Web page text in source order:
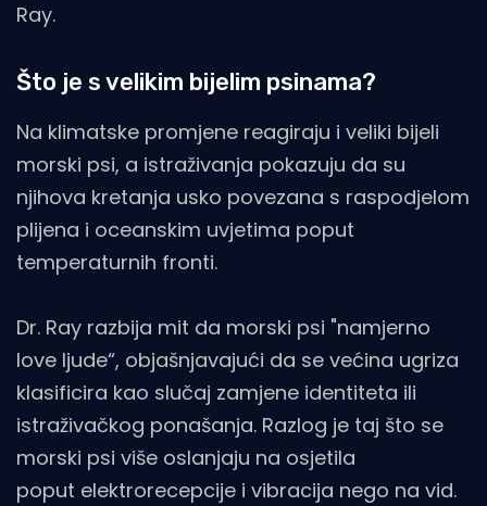
Ray.
Što je s velikim bijelim psinama?
Na klimatske promjene reagiraju i veliki bijeli
morski psi, a istraživanja pokazuju da su
njihova kretanja usko povezana s raspodjelom
plijena i oceanskim uvjetima poput
temperaturnih fronti.
Dr. Ray razbija mit da morski psi "namjerno
love ljude“, objašnjavajući da se većina ugriza
klasificira kao slučaj zamjene identiteta ili
istraživačkog ponašanja. Razlog je taj što se
morski psi više oslanjaju na osjetila
poput elektrorecepcije i vibracija nego na vid.